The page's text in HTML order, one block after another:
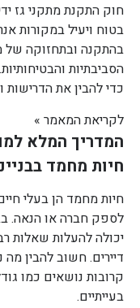
חוק התקנת מתקני גז
בטוח ויעיל במקורות
בהתקנה ובתחזוקה של
הסביבתיות
כדי להבין את הדרישות
לקריאת המאמר »
המדריך המלא
חיות מחמד
חיות מחמד הן בעלי
לספק חברה או הנאה.
יכולה להעלות שאלות
דיירים. חשוב להבין
קרובות נושאים כמו
בעייתיים.